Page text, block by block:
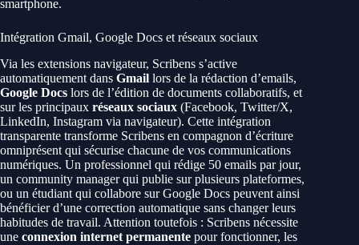
smartphone.
Intégration Gmail, Google Docs et réseaux sociaux
Via les extensions navigateur, Scribens s’active
automatiquement dans Gmail lors de la rédaction d’emails,
Google Docs lors de l’édition de documents collaboratifs, et
sur les principaux réseaux sociaux (Facebook, Twitter/X,
LinkedIn, Instagram via navigateur). Cette intégration
transparente transforme Scribens en compagnon d’écriture
omniprésent qui sécurise chacune de vos communications
numériques. Un professionnel qui rédige 50 emails par jour,
un community manager qui publie sur plusieurs plateformes,
ou un étudiant qui collabore sur Google Docs peuvent ainsi
bénéficier d’une correction automatique sans changer leurs
habitudes de travail. Attention toutefois : Scribens nécessite
une connexion internet permanente pour fonctionner, les